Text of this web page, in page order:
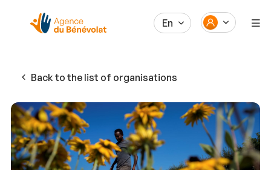
En
Back to the list of organisations